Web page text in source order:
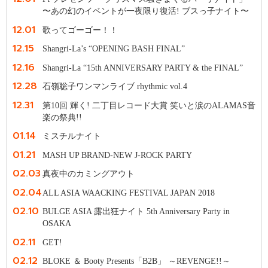
〜あの幻のイベントが一夜限り復活! ブスっ子ナイト〜
12.01 歌ってゴーゴー！！
12.15 Shangri-La’s “OPENING BASH FINAL”
12.16 Shangri-La “15th ANNIVERSARY PARTY & the FINAL”
12.28 石嶺聡子ワンマンライブ rhythmic vol.4
12.31
第10回 輝く! 二丁目レコード大賞 笑いと涙のALAMAS音
楽の祭典!!
01.14 ミスチルナイト
01.21 MASH UP BRAND-NEW J-ROCK PARTY
02.03 真夜中のカミングアウト
02.04ALL ASIA WAACKING FESTIVAL JAPAN 2018
02.10 BULGE ASIA 露出狂ナイト 5th Anniversary Party in
OSAKA
02.11 GET!
02.12 BLOKE ＆ Booty Presents「B2B」 ～REVENGE!!～